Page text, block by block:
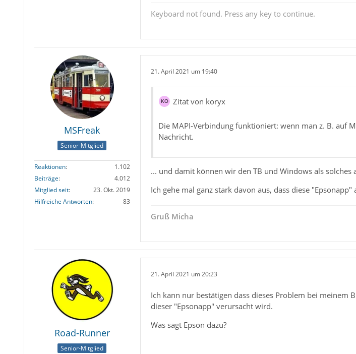
Keyboard not found. Press any key to continue.
MSFreak
Senior-Mitglied
Reaktionen
1.102
Beiträge
4.012
Mitglied seit
23. Okt. 2019
Hilfreiche Antworten
83
21. April 2021 um 19:40
Zitat von koryx
Die MAPI-Verbindung funktioniert: wenn man z. B. auf
Nachricht.
... und damit können wir den TB und Windows als solches
Ich gehe mal ganz stark davon aus, dass diese
Gruß Micha
Road-Runner
Senior-Mitglied
21. April 2021 um 20:23
Ich kann nur bestätigen dass dieses Problem bei
dieser "Epsonapp" verursacht wird.
Was sagt Epson dazu?